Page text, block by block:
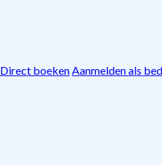
Direct boekenAanmelden als